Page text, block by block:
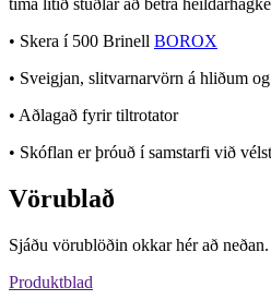
tíma litið stuðlar að betra
• Skera í 500 Brinell BOROX
• Sveigjan, slitvarnarvörn á hliðum
• Aðlagað fyrir tiltrotator
• Skóflan er þróuð í samstarfi við
Vörublað
Sjáðu vörublöðin okkar hér að neðan.
Produktblad